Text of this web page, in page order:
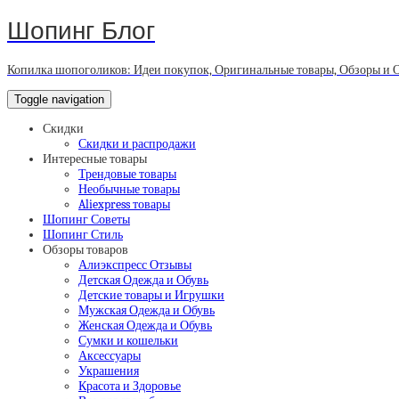
Шопинг Блог
Копилка шопоголиков: Идеи покупок, Оригинальные товары, Обзоры и
Toggle navigation
Скидки
Скидки и распродажи
Интересные товары
Трендовые товары
Необычные товары
Aliexpress товары
Шопинг Советы
Шопинг Стиль
Обзоры товаров
Алиэкспресс Отзывы
Детская Одежда и Обувь
Детские товары и Игрушки
Мужская Одежда и Обувь
Женская Одежда и Обувь
Сумки и кошельки
Аксессуары
Украшения
Красота и Здоровье